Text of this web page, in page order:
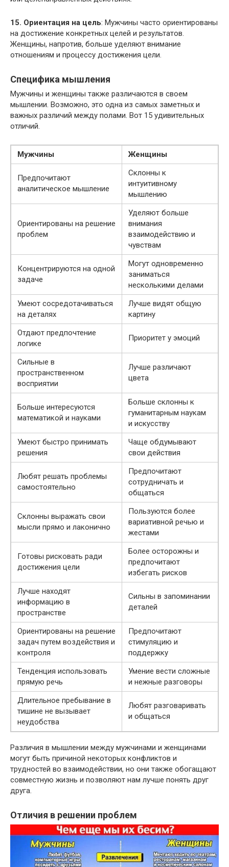
15. Ориентация на цель: Мужчины часто ориентированы
на достижение конкретных целей и результатов.
Женщины, напротив, больше уделяют внимание
отношениям и процессу достижения цели.
Специфика мышления
Мужчины и женщины также различаются в своем
мышлении. Возможно, это одна из самых заметных и
важных различий между полами. Вот 15 удивительных
отличий.
Мужчины Женщины
Предпочитают
аналитическое мышление
Склонны к
интуитивному
мышлению
Ориентированы на решение
проблем
Уделяют больше
внимания
взаимодействию и
чувствам
Концентрируются на одной
задаче
Могут одновременно
заниматься
несколькими делами
Умеют сосредотачиваться
на деталях
Лучше видят общую
картину
Отдают предпочтение
логике
Приоритет у эмоций
Сильные в
пространственном
восприятии
Лучше различают
цвета
Больше интересуются
математикой и науками
Больше склонны к
гуманитарным наукам
и искусству
Умеют быстро принимать
решения
Чаще обдумывают
свои действия
Любят решать проблемы
самостоятельно
Предпочитают
сотрудничать и
общаться
Склонны выражать свои
мысли прямо и лаконично
​​Пользуются более
вариативной речью и
жестами
Готовы рисковать ради
достижения цели
Более осторожны и
предпочитают
избегать рисков
Лучше находят
информацию в
пространстве
Сильны в запоминании
деталей
Ориентированы на решение
задач путем воздействия и
контроля
Предпочитают
стимуляцию и
поддержку
Тенденция использовать
прямую речь
Умение вести сложные
и нежные разговоры
​Длительное пребывание в
тишине не вызывает
неудобства
Любят разговаривать
и общаться
Различия в мышлении между мужчинами и женщинами
могут быть причиной некоторых конфликтов и
трудностей во взаимодействии, но они также обогащают
совместную жизнь и позволяют нам лучше понять друг
друга.
Отличия в решении проблем